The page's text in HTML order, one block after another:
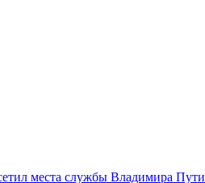
места службы Владимира